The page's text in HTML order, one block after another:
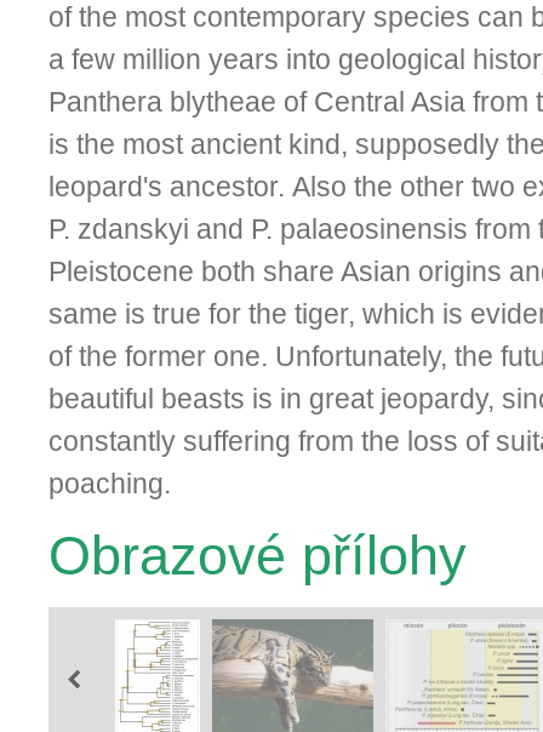
of the most contemporary species can
a few million years into geological
Panthera blytheae of Central Asia from
is the most ancient kind, supposedly
leopard's ancestor. Also the other two
P. zdanskyi and P. palaeosinensis from
Pleistocene both share Asian origins
same is true for the tiger, which is
of the former one. Un­fortunately, the
beautiful beasts is in great jeopardy,
constantly suffering from the loss of
poaching.
Obrazové přílohy